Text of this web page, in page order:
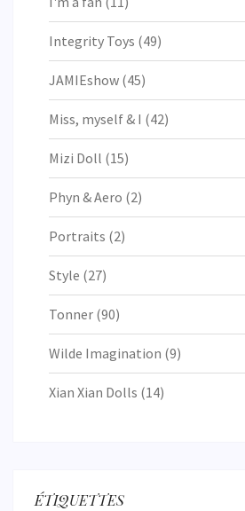
Integrity Toys (49)
JAMIEshow (45)
Miss, myself & I (42)
Mizi Doll (15)
Phyn & Aero (2)
Portraits (2)
Style (27)
Tonner (90)
Wilde Imagination (9)
Xian Xian Dolls (14)
ÉTIQUETTES